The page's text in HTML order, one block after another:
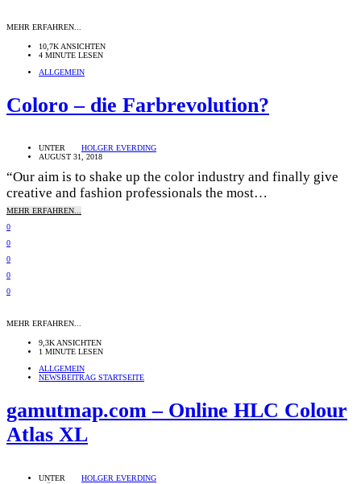
MEHR ERFAHREN...
10,7K ANSICHTEN
4 MINUTE LESEN
ALLGEMEIN
Coloro – die Farbrevolution?
UNTER
HOLGER EVERDING
AUGUST 31, 2018
“Our aim is to shake up the color industry and finally give
creative and fashion professionals the most…
MEHR ERFAHREN...
0
0
0
0
0
MEHR ERFAHREN...
9,3K ANSICHTEN
1 MINUTE LESEN
ALLGEMEIN
NEWSBEITRAG STARTSEITE
gamutmap.com – Online HLC Colour
Atlas XL
UNTER
HOLGER EVERDING